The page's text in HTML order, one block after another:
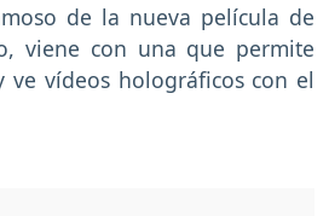
de la nueva película de
viene con una que permite
ve vídeos holográficos con el